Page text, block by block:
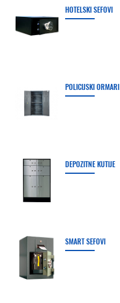
HOTELSKI SEFOVI
POLICIJSKI ORMARI
DEPOZITNE KUTIJE
SMART SEFOVI